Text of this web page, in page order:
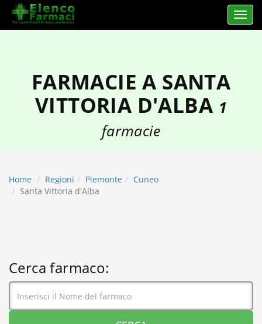
Apri
elencofarmaci.it
FARMACIE A SANTA
VITTORIA D'ALBA 1
farmacie
Home Regioni Piemonte
Cuneo
Santa Vittoria d'Alba
Cerca farmaco: